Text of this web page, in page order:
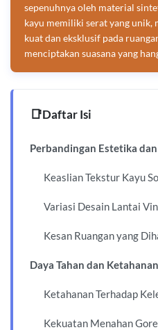
sepenuhnya oleh material
kayu memiliki serat yang unik,
kuat dan eksklusif pada
menciptakan suasana yang
Daftar Isi
Perbandingan Estetika
Keaslian Tekstur Kayu
Variasi Desain Lantai
Kesan Ruangan yang
Daya Tahan dan
Ketahanan Terhadap
Kekuatan Menahan